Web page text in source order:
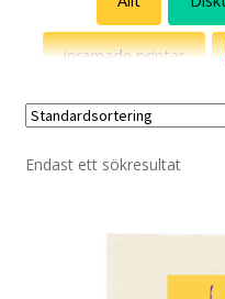
inramade printar
Posters
Sweatshirts
Endast ett sökresultat